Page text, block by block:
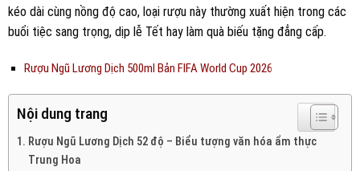
kéo dài cùng nồng độ cao, loại rượu này thường xuất hiện trong các
buổi tiệc sang trọng, dịp lễ Tết hay làm quà biếu tặng đẳng cấp.
Rượu Ngũ Lương Dịch 500ml Bản FIFA World Cup 2026
Nội dung trang
Rượu Ngũ Lương Dịch 52 độ – Biểu tượng văn hóa ẩm thực
Trung Hoa